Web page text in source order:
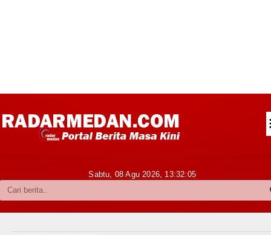
Kabupaten Karo
Sabtu, 08 Agu 2026, 13:32:06